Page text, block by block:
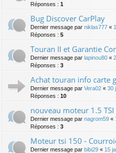
Réponses : 1
Bug Discover CarPlay
Dernier message par niklas777 «
Réponses : 5
Touran II et Garantie
Dernier message par lapinou80 «
Réponses : 3
Achat touran info carte
Dernier message par Vera02 « 30
Réponses : 10
nouveau moteur 1.5 TSI
Dernier message par nagrom59 «
Réponses : 3
Moteur tsi 150 -
Dernier message par bibi29 « 15